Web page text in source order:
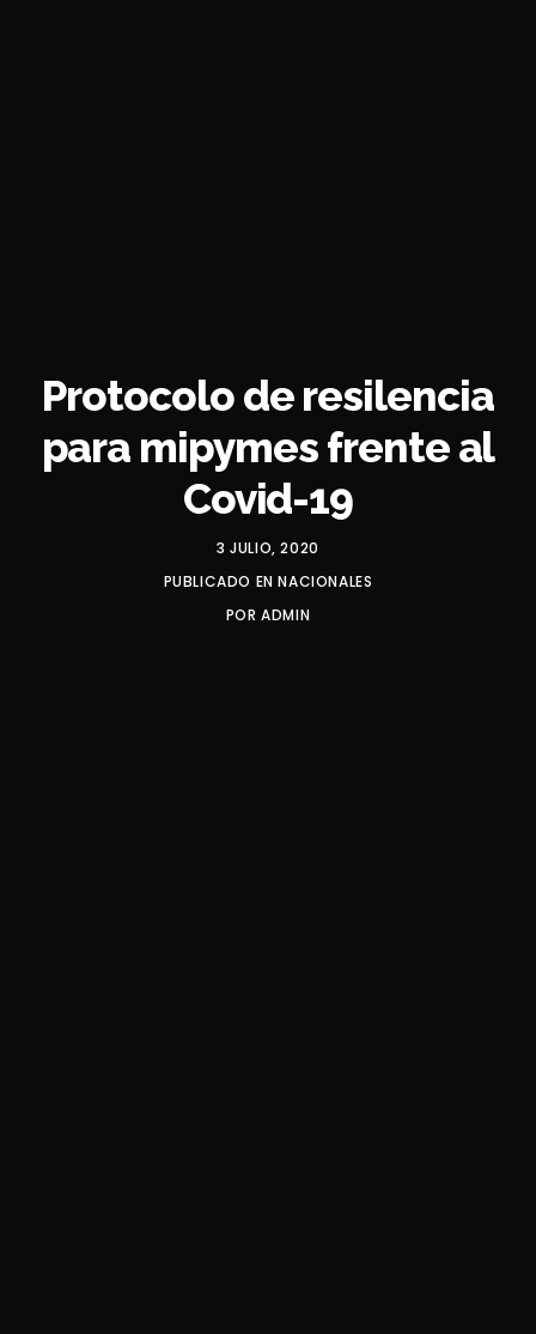
Protocolo de resilencia
para mipymes frente al
Covid-19
3 JULIO, 2020
PUBLICADO ENNACIONALES
PORADMIN